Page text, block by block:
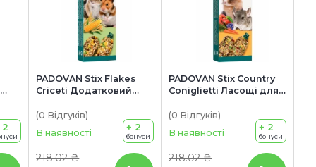
2
PADOVAN Stix Flakes
Criceti Додатковий
інших невеликих
(0 Відгуків)
В наявності
218.02 ₴
+ 2
бонуси
PADOVAN Stix Country
Coniglietti Ласощі для
шиншил та морських
(0 Відгуків)
В наявності
218.02 ₴
+ 2
бонуси